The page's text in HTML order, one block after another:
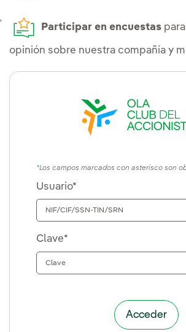
Los campos marcados con asterisco son
Usuario*
Clave*
Participar en encuestas
opinión sobre nuestra compañía y